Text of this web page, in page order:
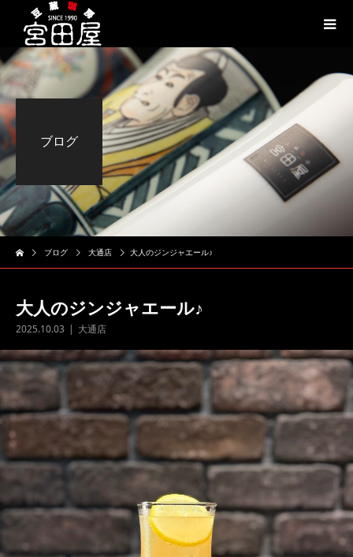
ブログ
ブログ 大通店 大人のジンジャエール♪
大人のジンジャエール♪
2025.10.03 大通店